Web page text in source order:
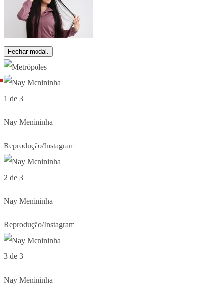
Fechar modal.
1 de 3
Nay Menininha
Reprodução/Instagram
2 de 3
Nay Menininha
Reprodução/Instagram
3 de 3
Nay Menininha